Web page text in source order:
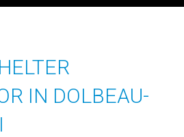
IN DOLBEAU-